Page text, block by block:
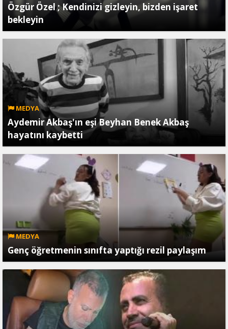
Özgür Özel ; Kendinizi gizleyin, bizden işaret
bekleyin
MEDYA
Aydemir Akbaş'ın eşi Beyhan Benek Akbaş
hayatını kaybetti
MEDYA
Genç öğretmenin sınıfta yaptığı rezil paylaşım